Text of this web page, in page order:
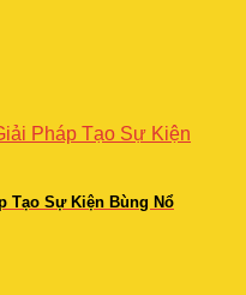
Tạo Sự Kiện Bùng Nổ